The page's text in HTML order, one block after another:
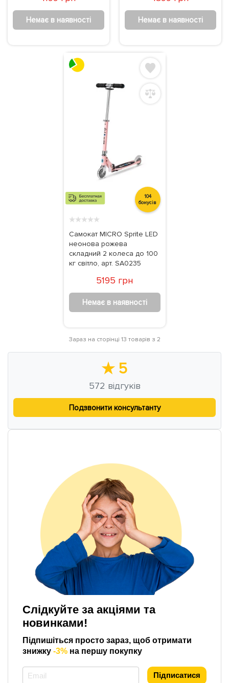
Немає в наявності Немає в наявності
104
бонусів
★★★★★
Самокат MICRO Sprite LED
неонова рожева
складний 2 колеса до 100
кг світло, арт. SA0235
5195 грн
Немає в наявності
Зараз на сторінці 13 товарів з 2
★ 5
572 відгуків
Подзвонити консультанту
Слідкуйте за акціями та
новинками!
Підпишіться просто зараз, щоб отримати
знижку -3% на першу покупку
Підписатися